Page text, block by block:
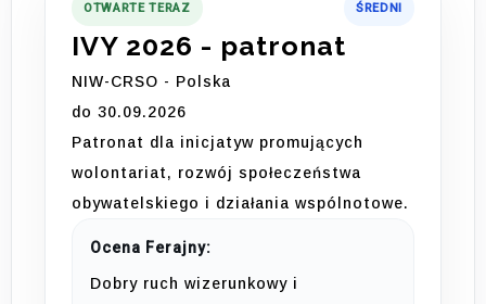
OTWARTE TERAZ ŚREDNI
IVY 2026 - patronat
NIW-CRSO - Polska
do 30.09.2026
Patronat dla inicjatyw promujących
wolontariat, rozwój społeczeństwa
obywatelskiego i działania wspólnotowe.
Ocena Ferajny:
Dobry ruch wizerunkowy i